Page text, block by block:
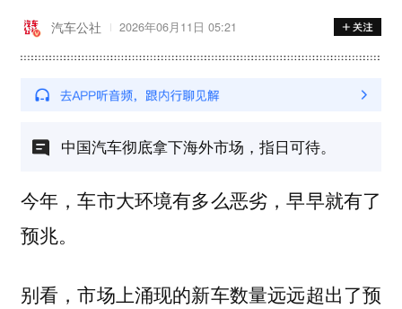
汽车公社 2026年06月11日 05:21
中国汽车彻底拿下海外市场，指日可待。
今年，车市大环境有多么恶劣，早早就有了
预兆。
别看，市场上涌现的新车数量远远超出了预